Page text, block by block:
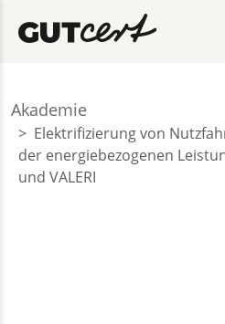
Akademie
Elektrifizierung von
der energiebezogenen
und VALERI